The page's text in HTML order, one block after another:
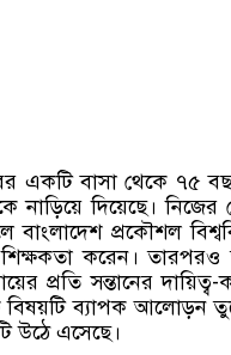
একটি বাসা থেকে ৭৫
নাড়িয়ে দিয়েছে।
বাংলাদেশ প্রকৌশল
শিক্ষকতা করেন।
প্রতি সন্তানের দায়িত্ব-
ব্যাপক আলোড়ন
উঠে এসেছে।